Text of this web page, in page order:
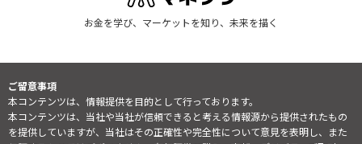
お金を学び、マーケットを知り、未来を描く
ご留意事項
本コンテンツは、情報提供を目的として行っております。
本コンテンツは、当社や当社が信頼できると考える情報源から提供されたもの
を提供していますが、当社はその正確性や完全性について意見を表明し、また